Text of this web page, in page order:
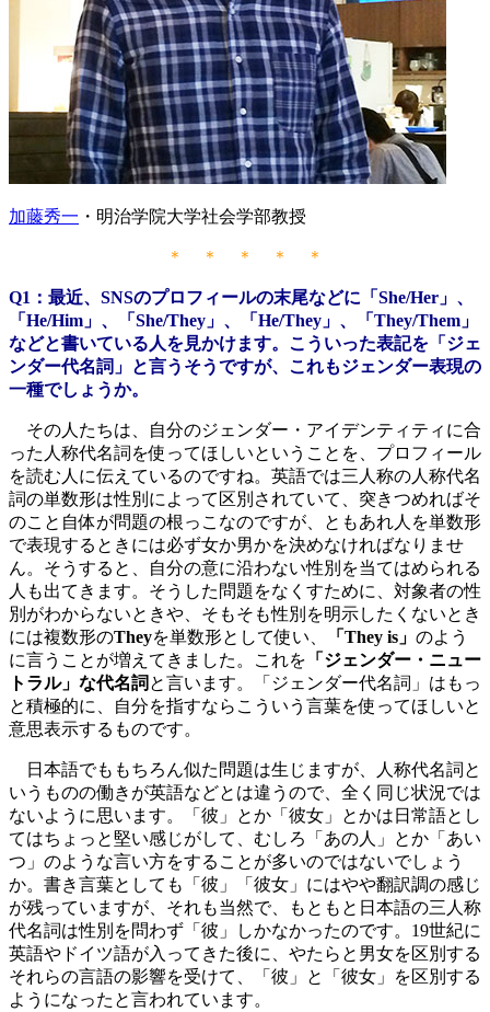
加藤秀一 ・明治学院大学社会学部教授
＊ ＊ ＊ ＊ ＊
Q1：最近、SNSのプロフィールの末尾などに「She/Her」、
「He/Him」、「She/They」、「He/They」、「They/Them」
などと書いている人を見かけます。こういった表記を「ジェ
ンダー代名詞」と言うそうですが、これもジェンダー表現の
一種でしょうか。
その人たちは、自分のジェンダー・アイデンティティに合
った人称代名詞を使ってほしいということを、プロフィール
を読む人に伝えているのですね。英語では三人称の人称代名
詞の単数形は性別によって区別されていて、突きつめればそ
のこと自体が問題の根っこなのですが、ともあれ人を単数形
で表現するときには必ず女か男かを決めなければなりませ
ん。そうすると、自分の意に沿わない性別を当てはめられる
人も出てきます。そうした問題をなくすために、対象者の性
別がわからないときや、そもそも性別を明示したくないとき
には複数形のTheyを単数形として使い、 「They is」 のよう
に言うことが増えてきました。これを 「ジェンダー・ニュー
トラル」な代名詞 と言います。「ジェンダー代名詞」はもっ
と積極的に、自分を指すならこういう言葉を使ってほしいと
意思表示するものです。
日本語でももちろん似た問題は生じますが、人称代名詞と
いうものの働きが英語などとは違うので、全く同じ状況では
ないように思います。「彼」とか「彼女」とかは日常語とし
てはちょっと堅い感じがして、むしろ「あの人」とか「あい
つ」のような言い方をすることが多いのではないでしょう
か。書き言葉としても「彼」「彼女」にはやや翻訳調の感じ
が残っていますが、それも当然で、もともと日本語の三人称
代名詞は性別を問わず「彼」しかなかったのです。19世紀に
英語やドイツ語が入ってきた後に、やたらと男女を区別する
それらの言語の影響を受けて、「彼」と「彼女」を区別する
ようになったと言われています。